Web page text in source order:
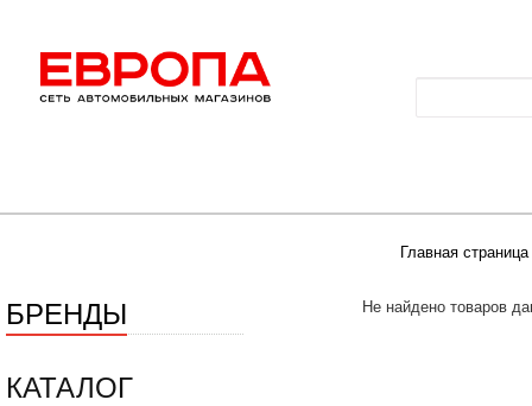
Главная страница
БРЕНДЫ
КАТАЛОГ
Не найдено товаров